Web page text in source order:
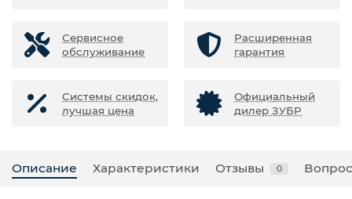
Сервисное
обслуживание
Расширенная
гарантия
Системы скидок,
лучшая цена
Официальный
дилер ЗУБР
Описание Характеристики Отзывы 0